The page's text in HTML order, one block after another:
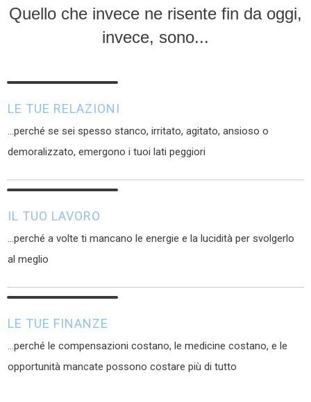
Quello che invece ne risente fin da oggi,
invece, sono...
LE TUE RELAZIONI
...perché se sei spesso stanco, irritato, agitato, ansioso o
demoralizzato, emergono i tuoi lati peggiori
IL TUO LAVORO
...perché a volte ti mancano le energie e la lucidità per svolgerlo
al meglio
LE TUE FINANZE
...perché le compensazioni costano, le medicine costano, e le
opportunità mancate possono costare più di tutto